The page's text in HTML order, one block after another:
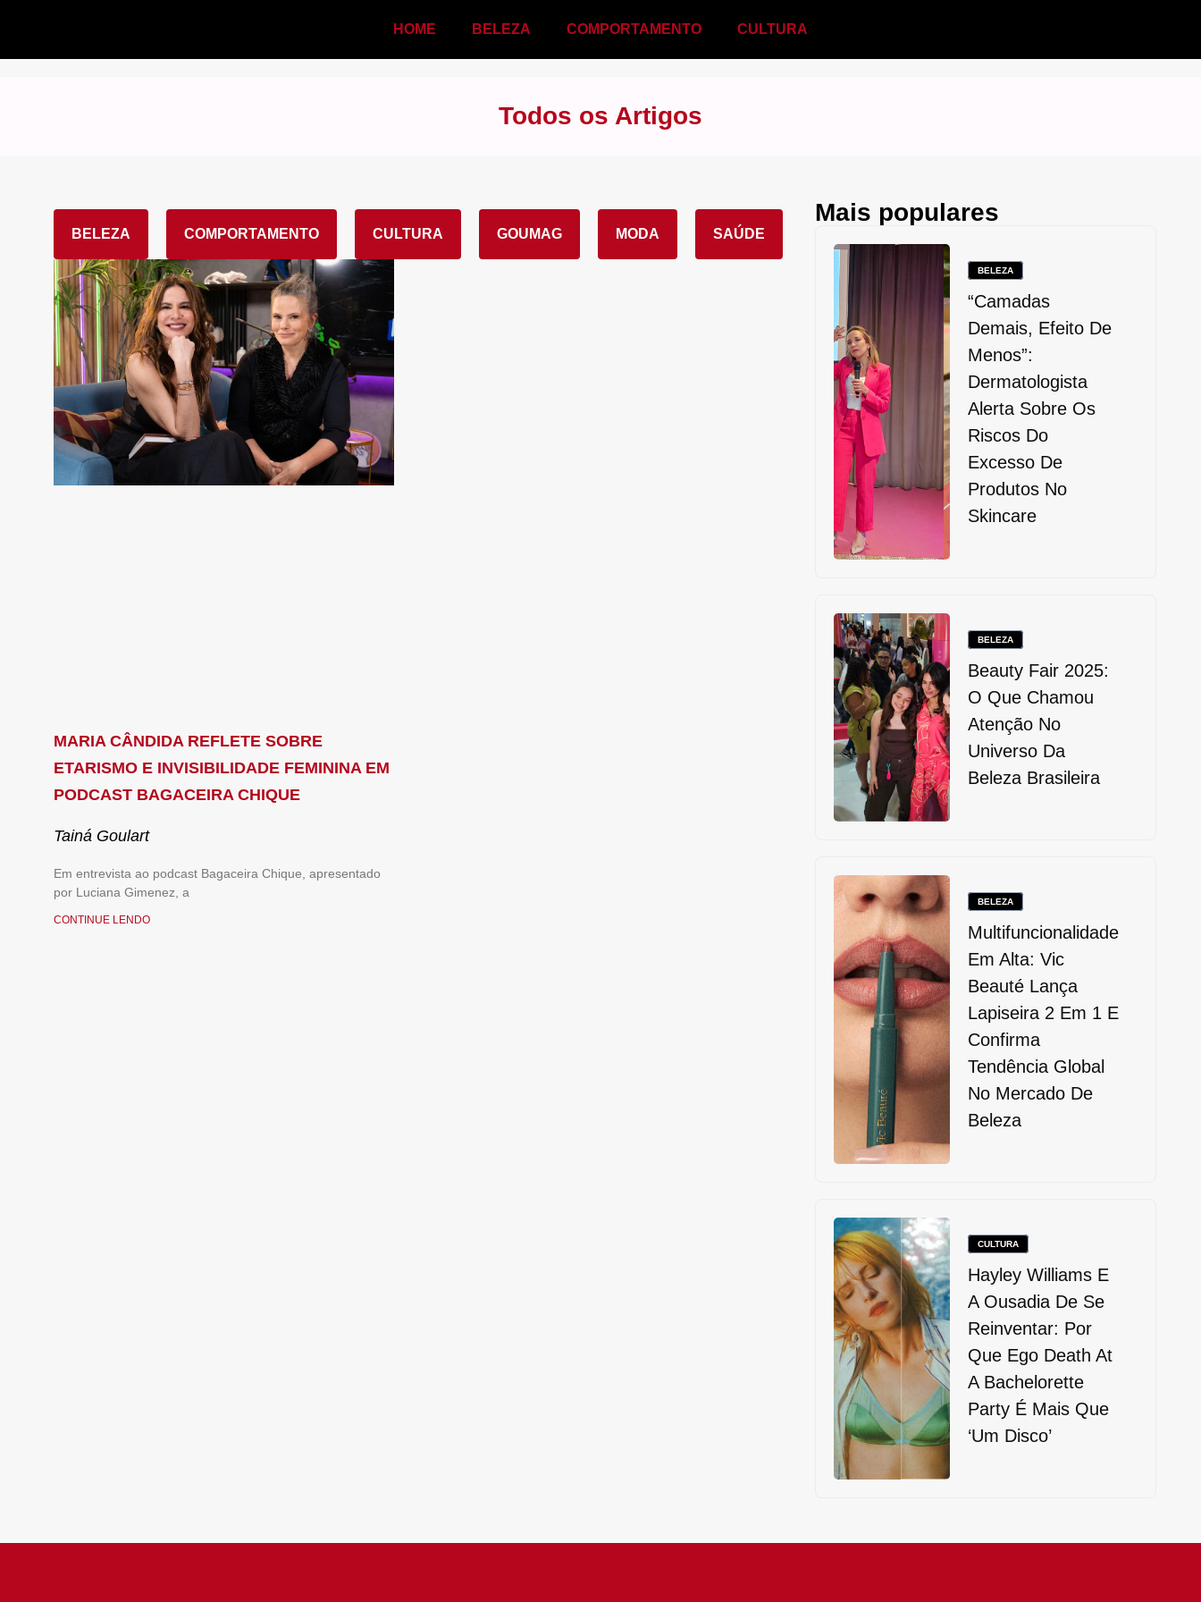
HOME BELEZA COMPORTAMENTO CULTURA
Todos os Artigos
BELEZA COMPORTAMENTO CULTURA GOUMAG MODA SAÚDE
MARIA CÂNDIDA REFLETE SOBRE
ETARISMO E INVISIBILIDADE FEMININA EM
PODCAST BAGACEIRA CHIQUE
Tainá Goulart
Em entrevista ao podcast Bagaceira Chique, apresentado
por Luciana Gimenez, a
CONTINUE LENDO
Mais populares
BELEZA
“Camadas
Demais, Efeito De
Menos”:
Dermatologista
Alerta Sobre Os
Riscos Do
Excesso De
Produtos No
Skincare
BELEZA
Beauty Fair 2025:
O Que Chamou
Atenção No
Universo Da
Beleza Brasileira
BELEZA
Multifuncionalidade
Em Alta: Vic
Beauté Lança
Lapiseira 2 Em 1 E
Confirma
Tendência Global
No Mercado De
Beleza
CULTURA
Hayley Williams E
A Ousadia De Se
Reinventar: Por
Que Ego Death At
A Bachelorette
Party É Mais Que
‘um Disco’